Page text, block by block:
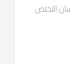
التخلص